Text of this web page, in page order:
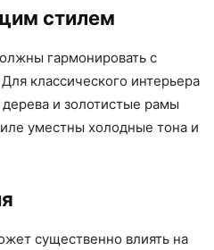
стилем
гармонировать с
классического интерьера
и золотистые рамы
уместны холодные тона и
существенно влиять на